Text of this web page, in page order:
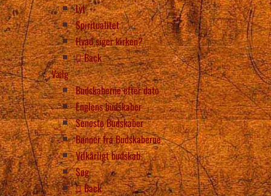
Lyt
Spiritualitet
Hvad siger kirken?
Back
Vælg
Budskaberne efter dato
Englens budskaber
Seneste Budskaber
Bønner fra Budskaberne
Vilkårligt budskab
Søg
Back